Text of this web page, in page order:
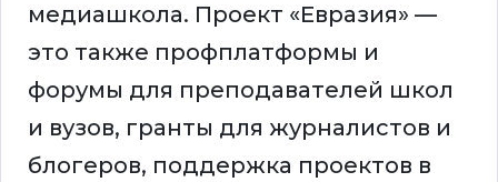
медиашкола. Проект «Евразия» —
это также профплатформы и
форумы для преподавателей школ
и вузов, гранты для журналистов и
блогеров, поддержка проектов в